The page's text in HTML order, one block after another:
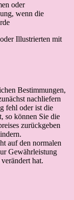
oder
wenn die
Illustrierten mit
Bestimmungen,
nachliefern
fehl oder ist die
so können Sie die
zurückgeben
auf den normalen
Gewährleistung
hat.